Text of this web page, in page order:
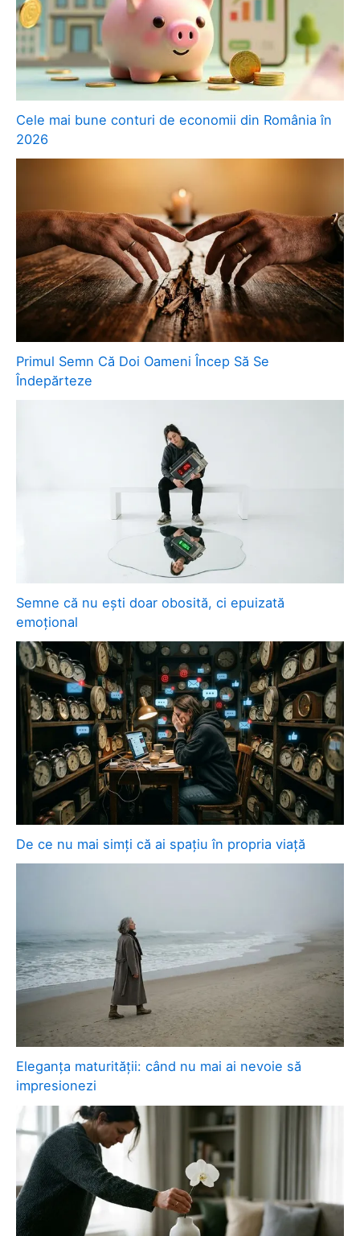
Cele mai bune conturi de economii din România în
2026
Primul Semn Că Doi Oameni Încep Să Se
Îndepărteze
Semne că nu ești doar obosită, ci epuizată
emoțional
De ce nu mai simți că ai spațiu în propria viață
Eleganța maturității: când nu mai ai nevoie să
impresionezi